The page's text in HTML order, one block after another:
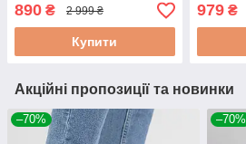
890 ₴ 2 999 ₴
Купити
979₴
Акційні пропозиції та новинки
–70% –70%